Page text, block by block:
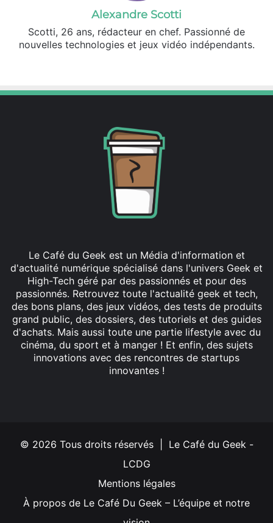
Alexandre Scotti
Scotti, 26 ans, rédacteur en chef. Passionné de
nouvelles technologies et jeux vidéo indépendants.
Le Café du Geek est un Média d'information et
d'actualité numérique spécialisé dans l'univers Geek et
High-Tech géré par des passionnés et pour des
passionnés. Retrouvez toute l'actualité geek et tech,
des bons plans, des jeux vidéos, des tests de produits
grand public, des dossiers, des tutoriels et des guides
d'achats. Mais aussi toute une partie lifestyle avec du
cinéma, du sport et à manger ! Et enfin, des sujets
innovations avec des rencontres de startups
innovantes !
© 2026 Tous droits réservés | Le Café du Geek -
LCDG
Mentions légales
À propos de Le Café Du Geek – L’équipe et notre